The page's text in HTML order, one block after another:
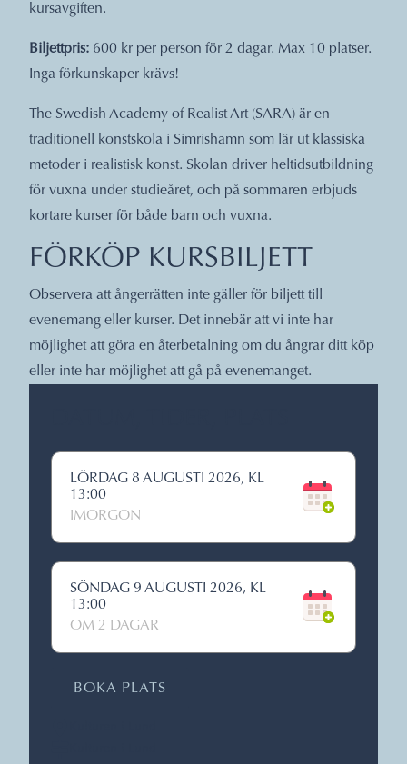
kursavgiften.
Biljettpris: 600 kr per person för 2 dagar. Max 10 platser.
Inga förkunskaper krävs!
The Swedish Academy of Realist Art (SARA) är en
traditionell konstskola i Simrishamn som lär ut klassiska
metoder i realistisk konst. Skolan driver heltidsutbildning
för vuxna under studieåret, och på sommaren erbjuds
kortare kurser för både barn och vuxna.
FÖRKÖP KURSBILJETT
Observera att ångerrätten inte gäller för biljett till
evenemang eller kurser. Det innebär att vi inte har
möjlighet att göra en återbetalning om du ångrar ditt köp
eller inte har möjlighet att gå på evenemanget.
LÖRDAG 8 AUGUSTI 2026, KL
13:00
IMORGON
SÖNDAG 9 AUGUSTI 2026, KL
13:00
OM 2 DAGAR
BOKA PLATS